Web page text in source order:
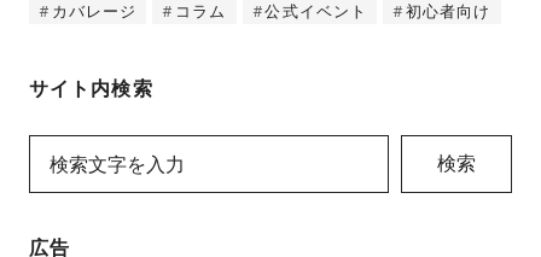
カバレージ コラム 公式イベント 初心者向け
サイト内検索
検索
広告